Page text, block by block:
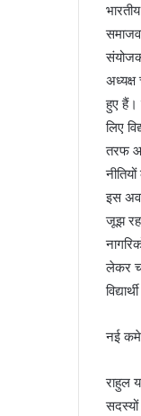
हुए हैं।
लिए
तरफ
इस
जूझ
लेकर
नई
राहुल